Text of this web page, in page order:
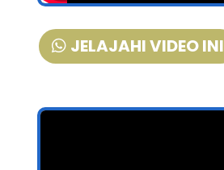
JELAJAHI VIDEO INI